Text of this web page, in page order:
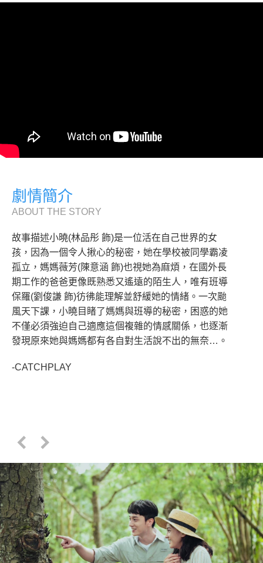
劇情簡介
ABOUT THE STORY
故事描述小曉(林品彤 飾)是一位活在自己世界的女
孩，因為一個令人揪心的秘密，她在學校被同學霸凌
孤立，媽媽薇芳(陳意涵 飾)也視她為麻煩，在國外長
期工作的爸爸更像既熟悉又遙遠的陌生人，唯有班導
保羅(劉俊謙 飾)彷彿能理解並舒緩她的情緒。一次颱
風天下課，小曉目睹了媽媽與班導的秘密，困惑的她
不僅必須強迫自己適應這個複雜的情感關係，也逐漸
發現原來她與媽媽都有各自對生活說不出的無奈…。
-CATCHPLAY